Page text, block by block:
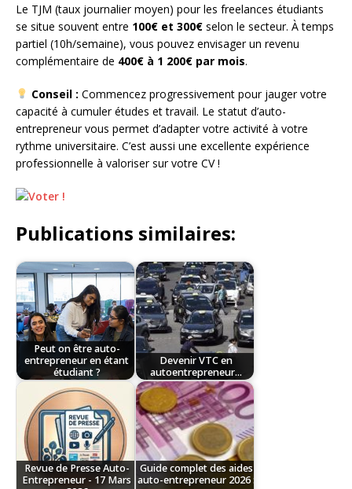
Le TJM (taux journalier moyen) pour les freelances étudiants
se situe souvent entre 100€ et 300€ selon le secteur. À temps
partiel (10h/semaine), vous pouvez envisager un revenu
complémentaire de 400€ à 1 200€ par mois.
Conseil : Commencez progressivement pour jauger votre
capacité à cumuler études et travail. Le statut d’auto-
entrepreneur vous permet d’adapter votre activité à votre
rythme universitaire. C’est aussi une excellente expérience
professionnelle à valoriser sur votre CV !
Publications similaires:
Peut on être auto-
entrepreneur en étant
étudiant ?
Devenir VTC en
autoentrepreneur...
Revue de Presse Auto-
Entrepreneur - 17 Mars
Guide complet des aides
auto-entrepreneur 2026 :